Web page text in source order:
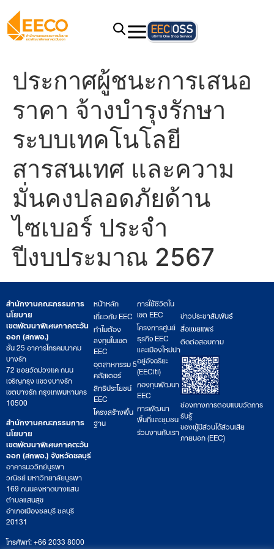
ประกาศผู้ชนะการเสนอ
ราคา จ้างบำรุงรักษา
ระบบเทคโนโลยี
สารสนเทศ และความ
มั่นคงปลอดภัยด้าน
ไซเบอร์ ประจำ
ปีงบประมาณ 2567
สำนักงานคณะกรรมการ
นโยบาย
เขตพัฒนาพิเศษภาคตะวัน
ออก (สกพอ.)
ชั้น 25 อาคารโทรคมนาคม
บางรัก
72 ซอยวัดม่วงแค ถนน
เจริญกรุง แขวงบางรัก
เขตบางรัก กรุงเทพมหานคร
10500
สำนักงานคณะกรรมการ
นโยบาย
เขตพัฒนาพิเศษภาคตะวัน
ออก (สกพอ.) จังหวัดชลบุรี
อาคารนววิทย์บูรพา
วณิชย์ มหาวิทยาลัยบูรพา
169 ถนนลงหาดบางแสน
ตำบลแสนสุข
อำเภอเมืองชลบุรี ชลบุรี
20131
โทรศัพท์: +66 2033 8000
หน้าหลัก
เกี่ยวกับ EEC
ทำไมต้อง
ลงทุนในเขต
EEC
อุตสาหกรรม 5
คลัสเตอร์
สิทธิประโยชน์
EEC
โครงสร้างพื้น
ฐาน
การใช้ชีวิตใน
เขต EEC
โครงการศูนย์
ธุรกิจ EEC
และเมืองใหม่น่า
อยู่อัจฉริยะ
(EECiti)
กองทุนพัฒนา
EEC
การพัฒนา
พื้นที่และชุมชน
ร่วมงานกับเรา
ข่าวประชาสัมพันธ์
สื่อเผยแพร่
ติดต่อสอบถาม
ช่องทางการตอบแบบวัดการ
รับรู้
ของผู้มีส่วนได้ส่วนเสีย
ภายนอก (EEC)